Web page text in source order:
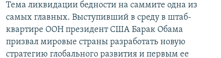
Тема ликвидации бедности на саммите одна из
самых главных. Выступивший в среду в штаб-
квартире ООН президент США Барак Обама
призвал мировые страны разработать новую
стратегию глобального развития и первым ее